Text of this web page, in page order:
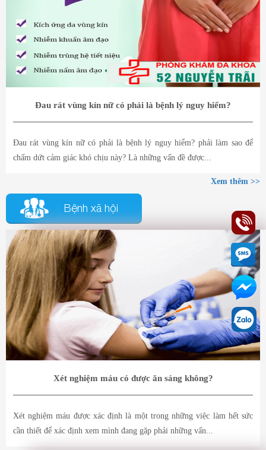
Đau rát vùng kín nữ có phải là bệnh lý nguy hiểm?
Đau rát vùng kín nữ có phải là bệnh lý nguy hiểm? phải làm sao để
chấm dứt cảm giác khó chịu này? Là những vấn đề được...
Xem thêm >>
Bệnh xã hội
Xét nghiệm máu có được ăn sáng không?
Xét nghiệm máu được xác định là một trong những việc làm hết sức
cần thiết để xác định xem mình đang gặp phải những vấn...